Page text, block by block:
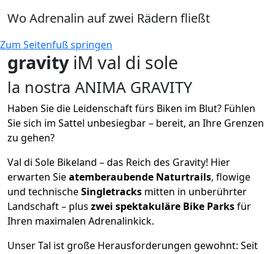
Wo Adrenalin auf zwei Rädern fließt
Zum Seitenfuß springen
gravity iM val di sole
la nostra ANIMA GRAVITY
Haben Sie die Leidenschaft fürs Biken im Blut? Fühlen
Sie sich im Sattel unbesiegbar – bereit, an Ihre Grenzen
zu gehen?
Val di Sole Bikeland – das Reich des Gravity! Hier
erwarten Sieatemberaubende Naturtrails, flowige
und technischeSingletracks mitten in unberührter
Landschaft – plus zwei spektakuläre Bike Parksfür
Ihren maximalen Adrenalinkick.
Unser Tal ist große Herausforderungen gewohnt: Seit